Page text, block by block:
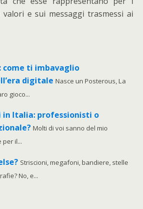
e sui messaggi trasmessi ai
come ti imbavaglio
digitale Nasce un Posterous, La
gioco...
in Italia: professionisti o
Molti di voi sanno del mio
il...
Striscioni, megafoni, bandiere, stelle
No, e...